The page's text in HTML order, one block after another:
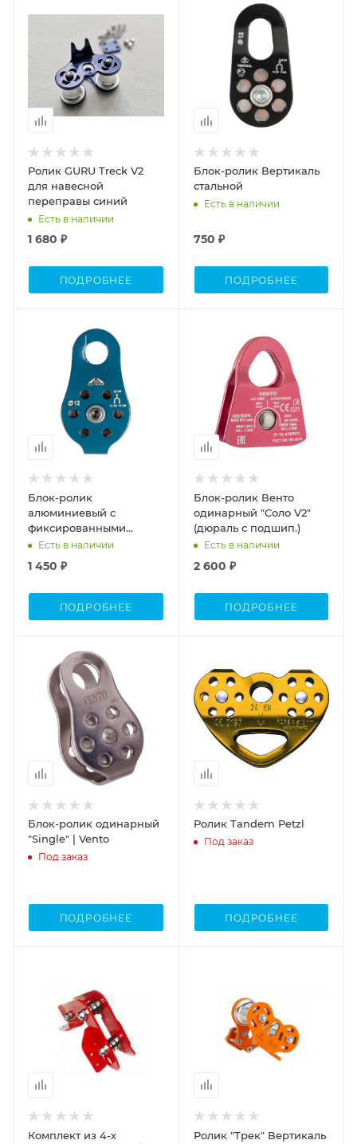
Ролик GURU Treck V2
для навесной
переправы синий
Есть в наличии
1 680 ₽
ПОДРОБНЕЕ
Блок-ролик Вертикаль
стальной
Есть в наличии
750 ₽
ПОДРОБНЕЕ
Блок-ролик
алюминиевый с
фиксированными
щечками
Есть в наличии
1 450 ₽
ПОДРОБНЕЕ
Блок-ролик Венто
одинарный "Соло V2"
(дюраль с подшип.)
Есть в наличии
2 600 ₽
ПОДРОБНЕЕ
Блок-ролик одинарный
"Single" | Vento
Под заказ
ПОДРОБНЕЕ
Ролик Tandem Petzl
Под заказ
ПОДРОБНЕЕ
Комплект из 4-х
Ролик "Трек" Вертикаль